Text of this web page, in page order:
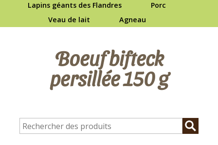
Lapins géants des Flandres
Porc
Veau de lait
Agneau
Boeuf bifteck
persillée 150 g